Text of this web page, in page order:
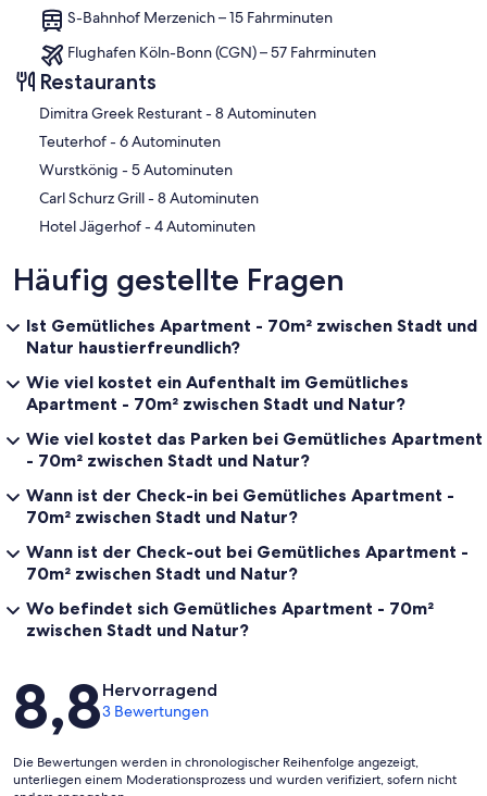
S-Bahnhof Merzenich – 15 Fahrminuten
Flughafen Köln-Bonn (CGN) – 57 Fahrminuten
Restaurants
‪Dimitra Greek Resturant - ‬8 Autominuten
‪Teuterhof - ‬6 Autominuten
‪Wurstkönig - ‬5 Autominuten
‪Carl Schurz Grill - ‬8 Autominuten
‪Hotel Jägerhof - ‬4 Autominuten
Häufig gestellte Fragen
Ist Gemütliches Apartment - 70m² zwischen Stadt und
Natur haustierfreundlich?
Wie viel kostet ein Aufenthalt im Gemütliches
Apartment - 70m² zwischen Stadt und Natur?
Wie viel kostet das Parken bei Gemütliches Apartment
- 70m² zwischen Stadt und Natur?
Wann ist der Check-in bei Gemütliches Apartment -
70m² zwischen Stadt und Natur?
Wann ist der Check-out bei Gemütliches Apartment -
70m² zwischen Stadt und Natur?
Wo befindet sich Gemütliches Apartment - 70m²
zwischen Stadt und Natur?
Bewertungen
8,8Hervorragend
3 Bewertungen
Die Bewertungen werden in chronologischer Reihenfolge angezeigt,
unterliegen einem Moderationsprozess und wurden verifiziert, sofern nicht